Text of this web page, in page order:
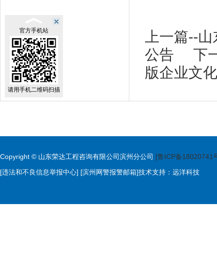
上一篇--
公告
下
版企业文
Copyright © 山东荣达工程咨询有限公司滨州分公司 [鲁ICP备18020741
[违法和不良信息举报中心] [滨州网警报警邮箱]技术支持： 远洋科技
官方手机站
请用手机二维码扫描